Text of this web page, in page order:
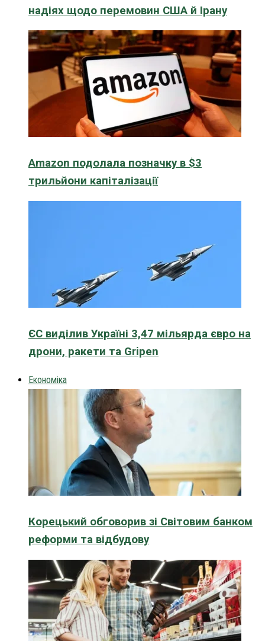
надіях щодо перемовин США й Ірану
Amazon подолала позначку в $3
трильйони капіталізації
ЄС виділив Україні 3,47 мільярда євро на
дрони, ракети та Gripen
Економіка
Корецький обговорив зі Світовим банком
реформи та відбудову